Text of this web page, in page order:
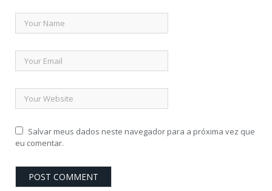
Salvar meus dados neste navegador para a próxima vez que
eu comentar.